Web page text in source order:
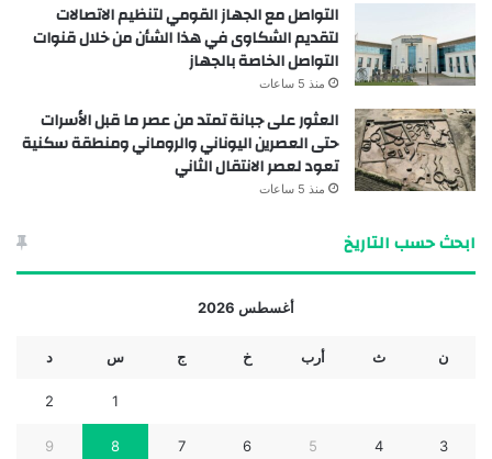
التواصل مع الجهاز القومي لتنظيم الاتصالات
لتقديم الشكاوى في هذا الشأن من خلال قنوات
التواصل الخاصة بالجهاز
منذ 5 ساعات
العثور على جبانة تمتد من عصر ما قبل الأسرات
حتى العصرين اليوناني والروماني ومنطقة سكنية
تعود لعصر الانتقال الثاني
منذ 5 ساعات
ابحث حسب التاريخ
أغسطس 2026
ن ث أرب خ ج س د
1
2
3
4
5
6
7
8
9